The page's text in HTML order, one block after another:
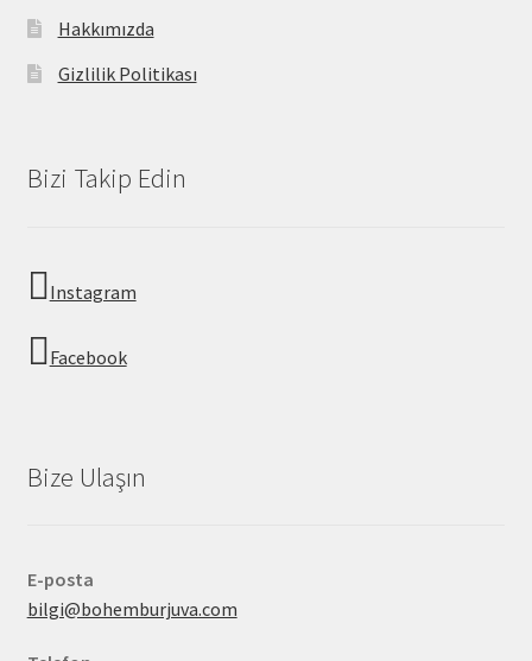
Hakkımızda
Gizlilik Politikası
Bizi Takip Edin
Instagram
Facebook
Bize Ulaşın
E-posta
bilgi@bohemburjuva.com